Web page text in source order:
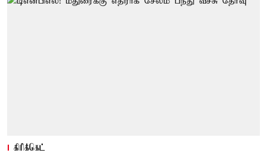
கிரிக்கெட்